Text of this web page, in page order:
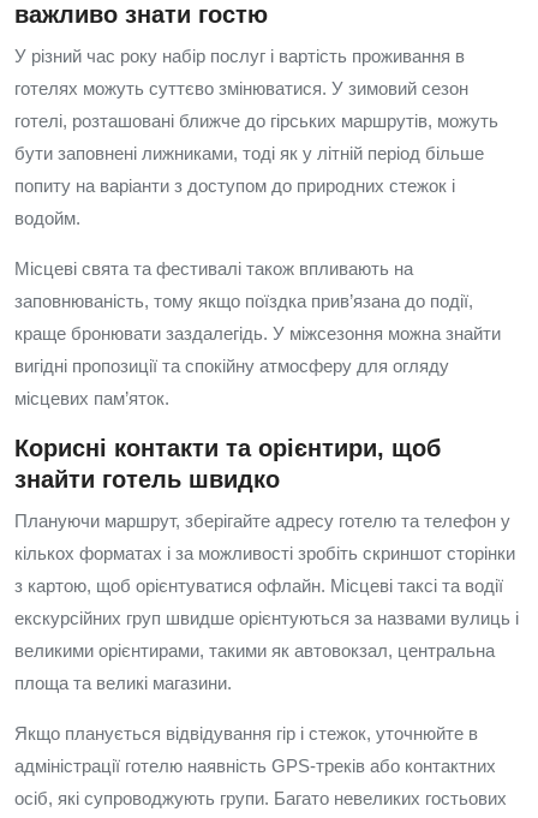
важливо знати гостю
У різний час року набір послуг і вартість проживання в
готелях можуть суттєво змінюватися. У зимовий сезон
готелі, розташовані ближче до гірських маршрутів, можуть
бути заповнені лижниками, тоді як у літній період більше
попиту на варіанти з доступом до природних стежок і
водойм.
Місцеві свята та фестивалі також впливають на
заповнюваність, тому якщо поїздка прив’язана до події,
краще бронювати заздалегідь. У міжсезоння можна знайти
вигідні пропозиції та спокійну атмосферу для огляду
місцевих пам’яток.
Корисні контакти та орієнтири, щоб
знайти готель швидко
Плануючи маршрут, зберігайте адресу готелю та телефон у
кількох форматах і за можливості зробіть скриншот сторінки
з картою, щоб орієнтуватися офлайн. Місцеві таксі та водії
екскурсійних груп швидше орієнтуються за назвами вулиць і
великими орієнтирами, такими як автовокзал, центральна
площа та великі магазини.
Якщо планується відвідування гір і стежок, уточнюйте в
адміністрації готелю наявність GPS-треків або контактних
осіб, які супроводжують групи. Багато невеликих гостьових